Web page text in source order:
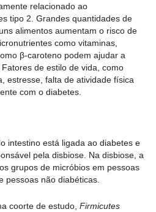
relacionado ao
tipo 2. Grandes quantidades de
alimentos aumentam o risco de
como vitaminas,
β-caroteno podem ajudar a
de estilo de vida, como
estresse, falta de atividade física
com o diabetes.
intestino está ligada ao diabetes e
pela disbiose. Na disbiose, a
grupos de micróbios em pessoas
pessoas não diabéticas.
coorte de estudo, Firmicutes